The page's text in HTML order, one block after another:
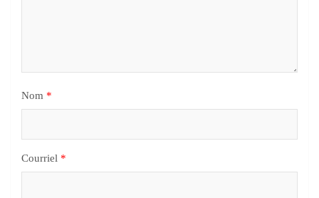
Nom *
Courriel *